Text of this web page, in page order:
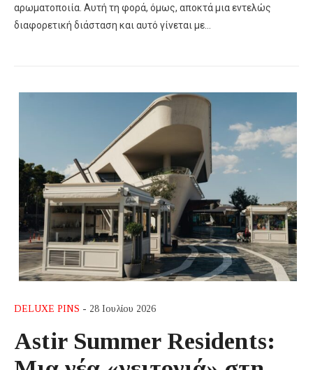
αρωματοποιία. Αυτή τη φορά, όμως, αποκτά μια εντελώς
διαφορετική διάσταση και αυτό γίνεται με…
DELUXE PINS - 28 Ιουλίου 2026
Astir Summer Residents: